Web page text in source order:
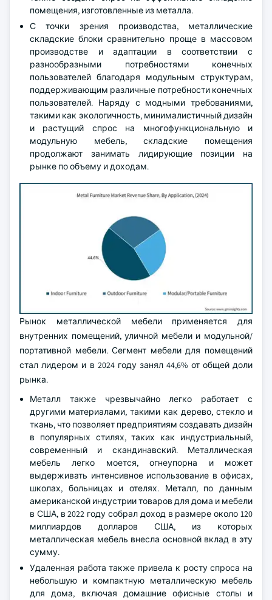
помещения, изготовленные из металла.
С точки зрения производства, металлические
складские блоки сравнительно проще в массовом
производстве и адаптации в соответствии с
разнообразными потребностями конечных
пользователей благодаря модульным структурам,
поддерживающим различные потребности конечных
пользователей. Наряду с модными требованиями,
такими как экологичность, минималистичный дизайн
и растущий спрос на многофункциональную и
модульную мебель, складские помещения
продолжают занимать лидирующие позиции на
рынке по объему и доходам.
Рынок металлической мебели применяется для
внутренних помещений, уличной мебели и модульной/
портативной мебели. Сегмент мебели для помещений
стал лидером и в 2024 году занял 44,6% от общей доли
рынка.
Металл также чрезвычайно легко работает с
другими материалами, такими как дерево, стекло и
ткань, что позволяет предприятиям создавать дизайн
в популярных стилях, таких как индустриальный,
современный и скандинавский. Металлическая
мебель легко моется, огнеупорна и может
выдерживать интенсивное использование в офисах,
школах, больницах и отелях. Металл, по данным
американской индустрии товаров для дома и мебели
в США, в 2022 году собрал доход в размере около 120
миллиардов долларов США, из которых
металлическая мебель внесла основной вклад в эту
сумму.
Удаленная работа также привела к росту спроса на
небольшую и компактную металлическую мебель
для дома, включая домашние офисные столы и